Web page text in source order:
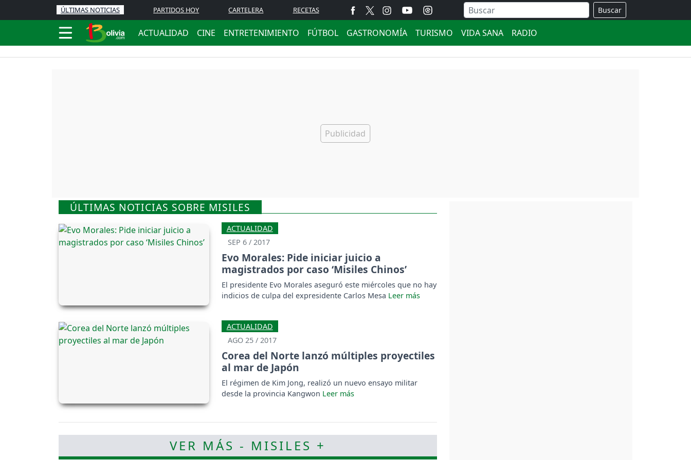
ÚLTIMAS NOTICIAS PARTIDOS HOY CARTELERA RECETAS Buscar
ACTUALIDAD CINE ENTRETENIMIENTO FÚTBOL GASTRONOMÍA TURISMO VIDA SANA RADIO
ÚLTIMAS NOTICIAS SOBRE MISILES
ACTUALIDAD
SEP 6 / 2017
Evo Morales: Pide iniciar juicio a
magistrados por caso ‘Misiles Chinos’
El presidente Evo Morales aseguró este miércoles que no hay
indicios de culpa del expresidente Carlos Mesa
ACTUALIDAD
AGO 25 / 2017
Corea del Norte lanzó múltiples proyectiles
al mar de Japón
El régimen de Kim Jong, realizó un nuevo ensayo militar
desde la provincia Kangwon
VER MÁS - MISILES +